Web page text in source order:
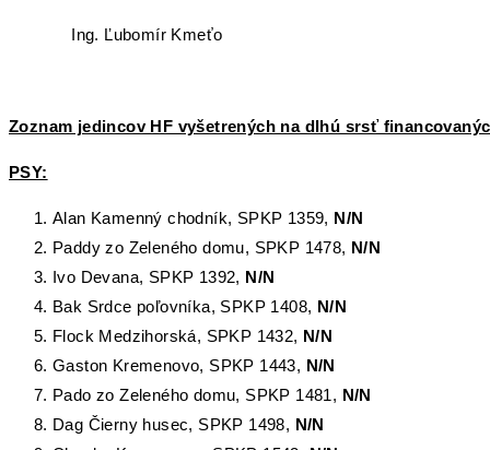
Ing. Ľubomír Kmeťo
Zoznam jedincov HF vyšetrených na dlhú srsť
PSY:
Alan Kamenný chodník, SPKP 1359, N/N
Paddy zo Zeleného domu, SPKP 1478, N/N
Ivo Devana, SPKP 1392, N/N
Bak Srdce poľovníka, SPKP 1408, N/N
Flock Medzihorská, SPKP 1432, N/N
Gaston Kremenovo, SPKP 1443, N/N
Pado zo Zeleného domu, SPKP 1481, N/N
Dag Čierny husec, SPKP 1498, N/N